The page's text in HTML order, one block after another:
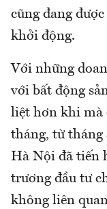
cũng đang
khởi động.
Với những
với bất động
liệt hơn khi mà
tháng, từ
Hà Nội đã tiến
trương đầu tư
không liên